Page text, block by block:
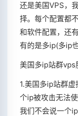
还是美国VPS，
择。每个配置都
和软件配置，还
有的是多ip(多ip
美国多ip站群vps
1.美国多ip站群
个ip被攻击无法
我们不会说一个